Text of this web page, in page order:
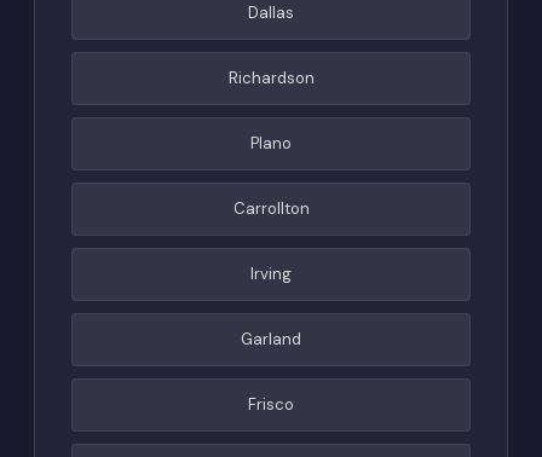
Dallas
Richardson
Plano
Carrollton
Irving
Garland
Frisco